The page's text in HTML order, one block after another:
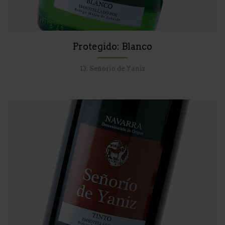
Protegido: Blanco
13. Señorio de Yaniz